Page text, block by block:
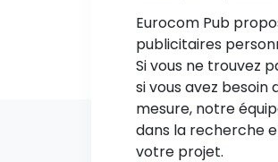
Eurocom Pub
publicitaires
Si vous ne trouvez
si vous avez besoin
mesure, notre
dans la recherche
votre projet.